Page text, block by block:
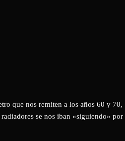
que nos remiten a los años 60 y 70,
se nos iban «siguiendo» por